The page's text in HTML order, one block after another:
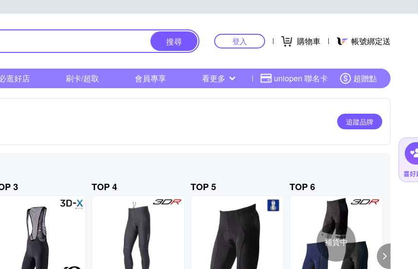
搜尋 登入 購物車 帳號綁定送
逛好店 刷卡/超取 會員專享 看更多 uniopen 聯名卡 超贈點
追蹤品牌
3 TOP 4 TOP 5 TOP 6
補貨中